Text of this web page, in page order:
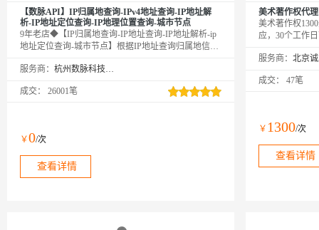
【数脉API】IP归属地查询-IPv4地址查询-IP地址解
析-IP地址定位查询-IP地理位置查询-城市节点
9年老店◆【IP归属地查询-IP地址查询-IP地址解析-ip
地址定位查询-城市节点】根据IP地址查询归属地信
技术与人工智能相结合，利用动态密度聚类等算法完
发者，如需IPv6欢迎咨询客服，新老客户享5折优惠！
服务商： 杭州数脉科技有限公司
成交： 26001笔
￥0/次
查看详情
美术著作权代理
美术著作权
应，30个工作
服务商：
成交： 47笔
￥ 1300/次
查看详情